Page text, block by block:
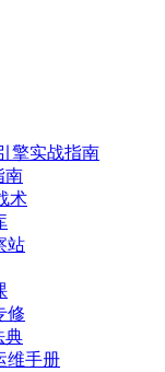
擎实战指南
南
术
站
修
典
维手册